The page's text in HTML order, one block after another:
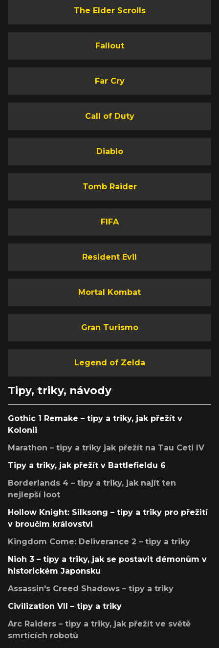
The Elder Scrolls
Fallout
Far Cry
Call of Duty
Diablo
Tomb Raider
FIFA
Resident Evil
Mortal Kombat
Gran Turismo
Legend of Zelda
Tipy, triky, návody
Gothic 1 Remake – tipy a triky, jak přežít v
Kolonii
Marathon – tipy a triky jak přežít na Tau Ceti IV
Tipy a triky, jak přežít v Battlefieldu 6
Borderlands 4 – tipy a triky, jak najít ten
nejlepší loot
Hollow Knight: Silksong – tipy a triky pro přežití
v broučím království
Kingdom Come: Deliverance 2 – tipy a triky
Nioh 3 – tipy a triky, jak se postavit démonům v
historickém Japonsku
Assassin's Creed Shadows – tipy a triky
Civilization VII – tipy a triky
Arc Raiders – tipy a triky, jak přežít ve světě
smrtících robotů